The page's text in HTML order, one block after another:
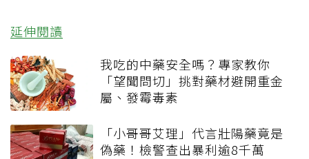
延伸閱讀
我吃的中藥安全嗎？專家教你
「望聞問切」挑對藥材避開重金
屬、發霉毒素
「小哥哥艾理」代言壯陽藥竟是
偽藥！檢警查出暴利逾8千萬